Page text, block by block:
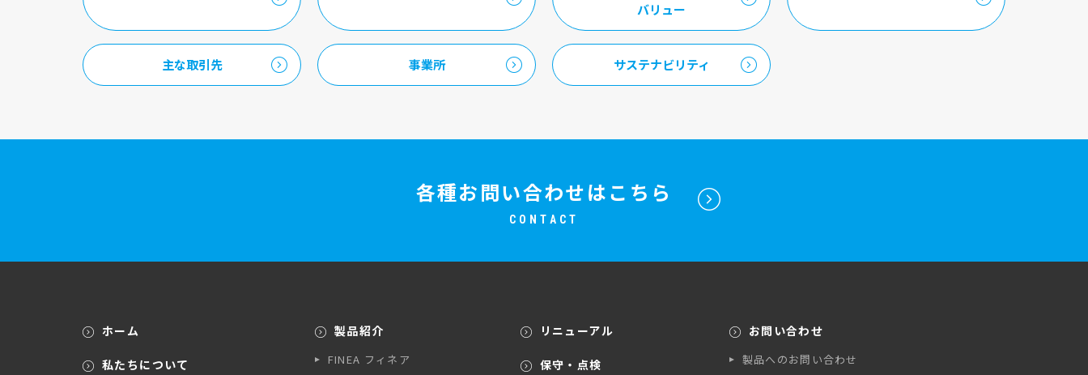
バリュー
主な取引先 事業所 サステナビリティ
各種お問い合わせはこちら
CONTACT
ホーム
私たちについて
製品紹介
FINEA フィネア
リニューアル
保守・点検
お問い合わせ
製品へのお問い合わせ